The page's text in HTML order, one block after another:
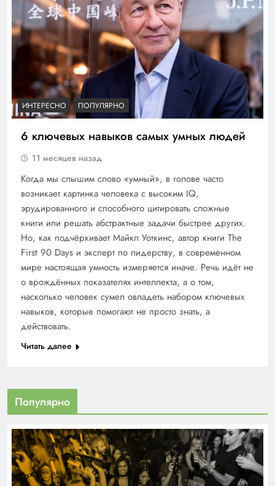
ИНТЕРЕСНО ПОПУЛЯРНО
6 ключевых навыков самых умных людей
11 месяцев назад
Когда мы слышим слово «умный», в голове часто
возникает картинка человека с высоким IQ,
эрудированного и способного цитировать сложные
книги или решать абстрактные задачи быстрее других.
Но, как подчёркивает Майкл Уоткинс, автор книги The
First 90 Days и эксперт по лидерству, в современном
мире настоящая умность измеряется иначе. Речь идёт не
о врождённых показателях интеллекта, а о том,
насколько человек сумел овладеть набором ключевых
навыков, которые помогают не просто знать, а
действовать.
Читать далее
Популярно